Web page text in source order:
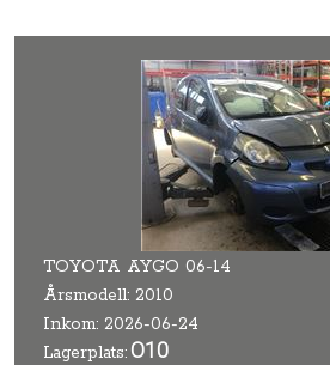
TOYOTA AYGO 06-14
Årsmodell: 2010
Inkom: 2026-06-24
Lagerplats: O10